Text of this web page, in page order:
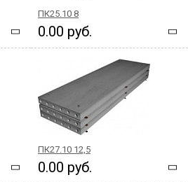
ПК25.10 8
0.00 руб.
ПК27.10 12,5
0.00 руб.